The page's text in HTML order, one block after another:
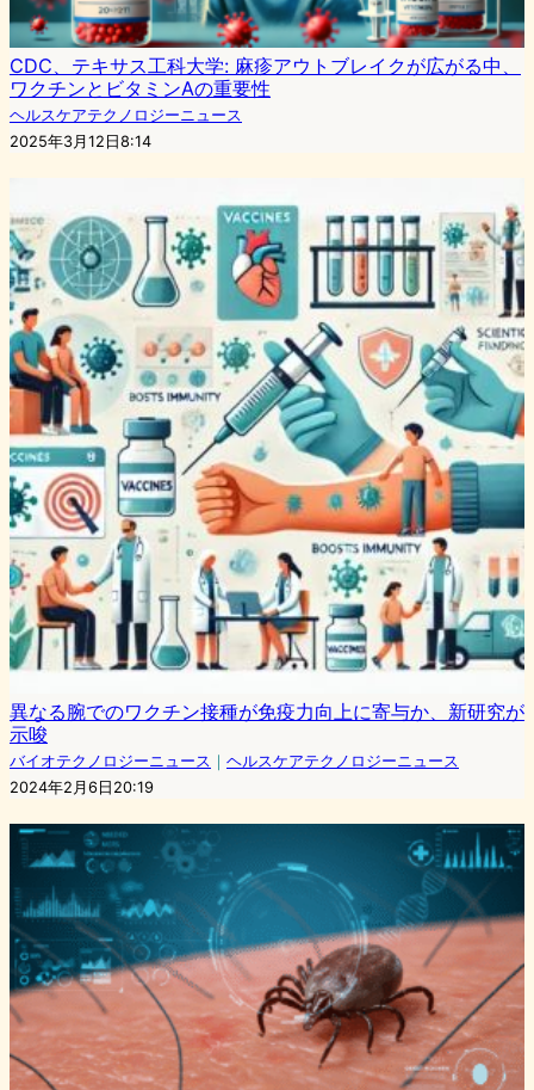
CDC、テキサス工科大学: 麻疹アウトブレイクが広がる中、
ワクチンとビタミンAの重要性
ヘルスケアテクノロジーニュース
2025年3月12日8:14
異なる腕でのワクチン接種が免疫力向上に寄与か、新研究が
示唆
バイオテクノロジーニュース ｜ ヘルスケアテクノロジーニュース
2024年2月6日20:19